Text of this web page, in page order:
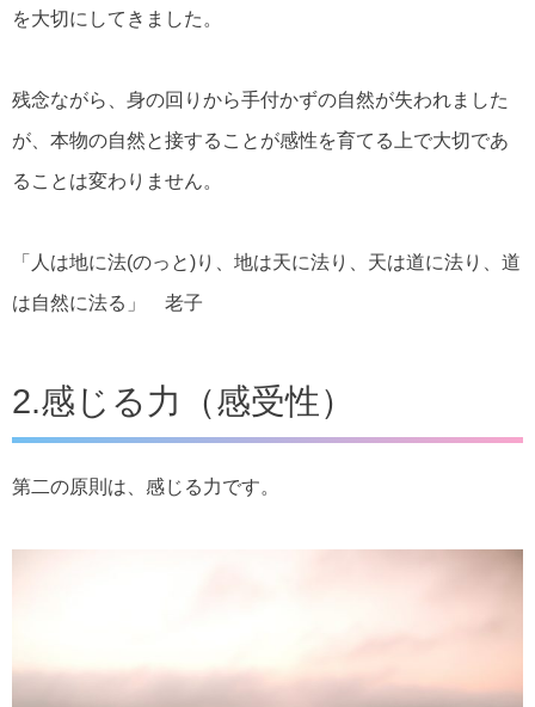
を大切にしてきました。
残念ながら、身の回りから手付かずの自然が失われました
が、本物の自然と接することが感性を育てる上で大切であ
ることは変わりません。
「人は地に法(のっと)り、地は天に法り、天は道に法り、道
は自然に法る」 老子
2.感じる力（感受性）
第二の原則は、感じる力です。